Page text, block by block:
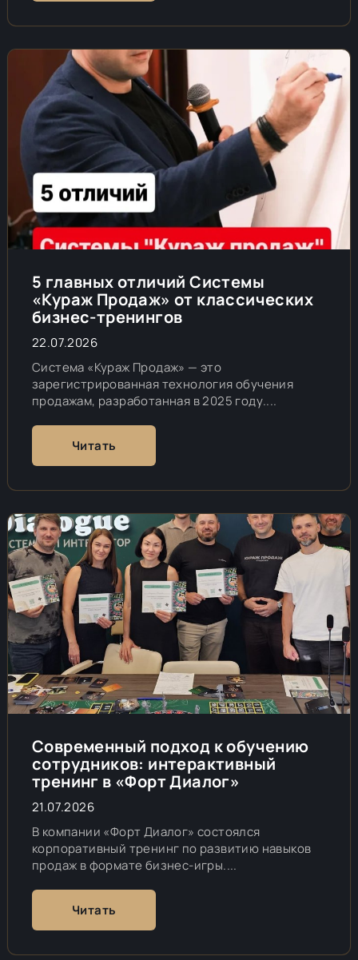
5 главных отличий Системы
«Кураж Продаж» от классических
бизнес-тренингов
22.07.2026
Система «Кураж Продаж» — это
зарегистрированная технология обучения
продажам, разработанная в 2025 году....
Читать
Современный подход к обучению
сотрудников: интерактивный
тренинг в «Форт Диалог»
21.07.2026
В компании «Форт Диалог» состоялся
корпоративный тренинг по развитию навыков
продаж в формате бизнес-игры....
Читать